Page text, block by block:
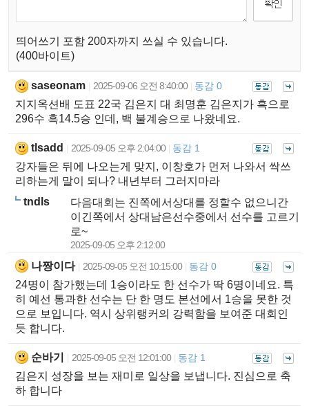
띄어쓰기 포함 200자까지 쓰실 수 있습니다.
(400바이트)
saseonam 2025-09-06 오전 8:40:00 동감 0
지지옥션배 도표 22국 김은지 대 최명훈 김은지가 흑으로
296수 흑14.5승 인데, 백 불계승으로 나왔네요.
tlsadd 2025-09-05 오후 2:04:00 동감 1
강자들은 뒤에 나오는게 맞지, 이창호가 먼저 나와서 싹쓰
리하는게 말이 되나? 내년부터 그러지마라
tndls
다음대회는 진쪽에서상대를 정할수 없으니간
이긴쪽에서 상대남은선수중에서 선수를 고르기
로~
2025-09-05 오후 2:12:00
나짱이다 2025-09-05 오전 10:15:00 동감 0
24명이 참가했는데 1승이라도 한 선수가 딱 6명이네요. 특
히 예선 통과한 선수는 단 한 명도 본선에서 1승을 못한 것
으로 보입니다. 역시 상위랭커의 강력함을 보여준 대회인
듯 합니다.
순바기 2025-09-05 오전 12:01:00 동감 1
김은지 성장을 보는 재미로 일상을 보냅니다. 진심으로 축
하 합니다